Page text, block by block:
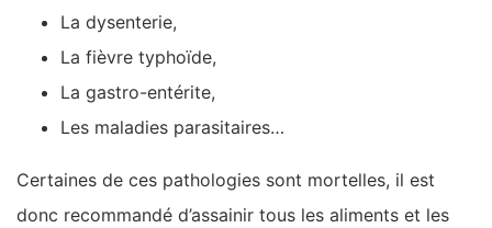
La dysenterie,
La fièvre typhoïde,
La gastro-entérite,
Les maladies parasitaires…
Certaines de ces pathologies sont mortelles, il est
donc recommandé d’assainir tous les aliments et les